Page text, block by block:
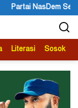
Calon DOB
Literasi Sosok